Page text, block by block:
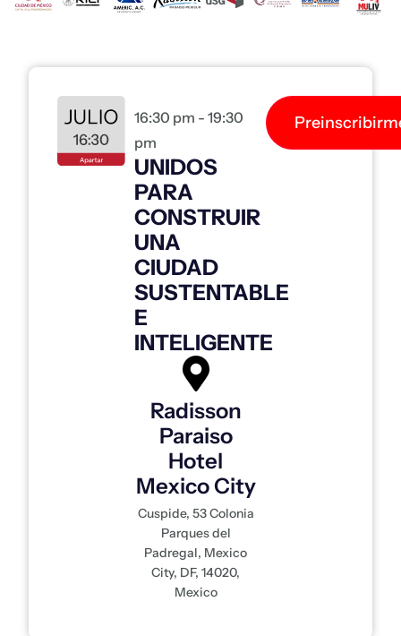
16:30 pm - 19:30
pm
UNIDOS
PARA
CONSTRUIR
UNA
CIUDAD
SUSTENTABLE
E
INTELIGENTE
Radisson
Paraiso
Hotel
Mexico City
Cuspide, 53 Colonia
Parques del
Padregal, Mexico
City, DF, 14020,
Mexico